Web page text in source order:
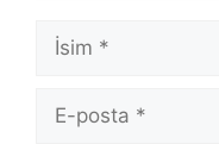
İsim
posta